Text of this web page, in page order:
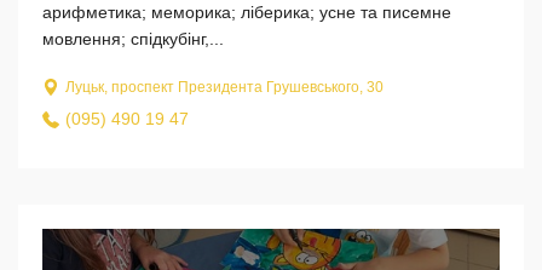
арифметика; меморика; ліберика; усне та писемне
мовлення; спідкубінг,...
Луцьк, проспект Президента Грушевського, 30
(095) 490 19 47